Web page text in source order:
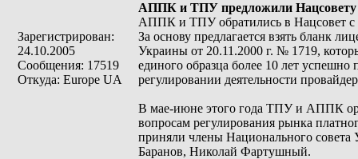
Зарегистрирован:
24.10.2005
Сообщения: 17519
Откуда: Europe UA
АППК и ТПУ предложили Нацсовету
АППК и ТПУ обратились в Нацсовет с
За основу предлагается взять бланк
Украины от 20.11.2000 г. № 1719,
единого образца более 10 лет
регулировании деятельности
В мае-июне этого года ТПУ и АППК
вопросам регулирования рынка
приняли члены Национального
Баранов, Николай Фартушный.